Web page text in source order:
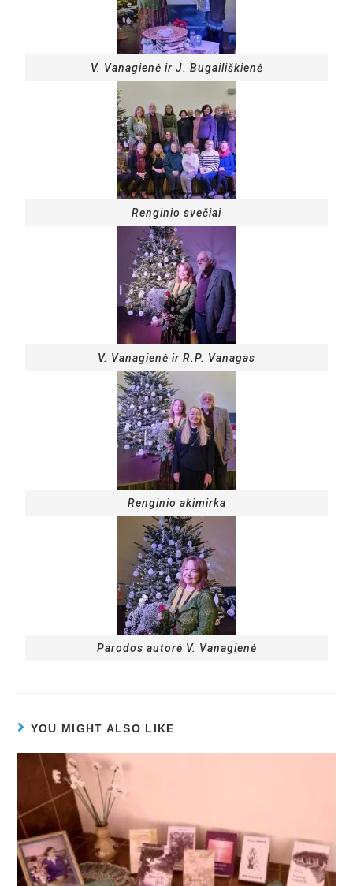
V. Vanagienė ir J. Bugailiškienė
Renginio svečiai
V. Vanagienė ir R.P. Vanagas
Renginio akimirka
Parodos autorė V. Vanagienė
YOU MIGHT ALSO LIKE